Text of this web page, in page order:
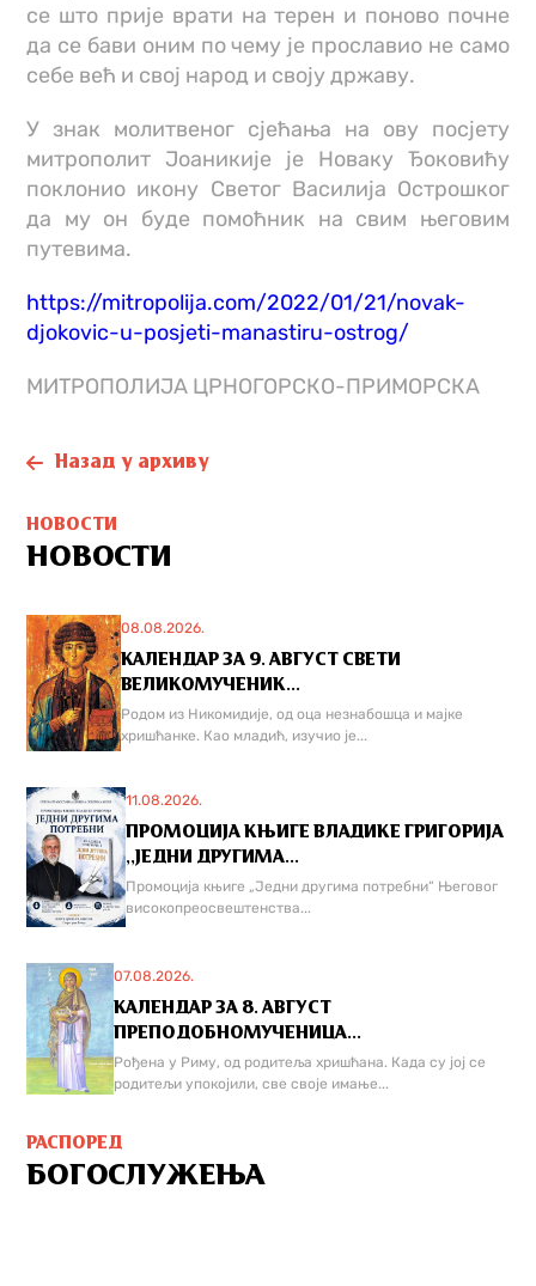
се што прије врати на терен и поново почне
да се бави оним по чему је прославио не само
себе већ и свој народ и своју државу.
У знак молитвеног сјећања на ову посјету
митрополит Јоаникије је Новаку Ђоковићу
поклонио икону Светог Василија Острошког
да му он буде помоћник на свим његовим
путевима.
https://mitropolija.com/2022/01/21/novak-
djokovic-u-posjeti-manastiru-ostrog/
МИТРОПОЛИЈА ЦРНОГОРСКО-ПРИМОРСКА
Назад у архиву
НОВОСТИ
НОВОСТИ
08.08.2026.
КАЛЕНДАР ЗА 9. АВГУСТ СВЕТИ
ВЕЛИКОМУЧЕНИК...
Родом из Никомидије, од оца незнабошца и мајке
хришћанке. Као младић, изучио је...
11.08.2026.
ПРОМОЦИЈА КЊИГЕ ВЛАДИКЕ ГРИГОРИЈА
,,ЈЕДНИ ДРУГИМА...
Промоција књиге „Једни другима потребни“ Његовог
високопреосвештенства...
07.08.2026.
КАЛЕНДАР ЗА 8. АВГУСТ
ПРЕПОДОБНОМУЧЕНИЦА...
Рођена у Риму, од родитеља хришћана. Када су јој се
родитељи упокојили, све своје имање...
РАСПОРЕД
БОГОСЛУЖЕЊА